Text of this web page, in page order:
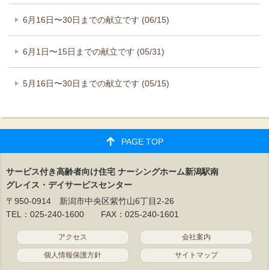
6月16日〜30日までの献立です (06/15)
6月1日〜15日までの献立です (05/31)
5月16日〜30日までの献立です (05/15)
サービス付き高齢者向け住宅 ナーシングホーム新潟駅南
グレイス・デイサービスセンター
〒950-0914 新潟市中央区紫竹山6丁目2-26
TEL：025-240-1600 FAX：025-240-1601
アクセス 会社案内
個人情報保護方針 サイトマップ
PAGE TOP